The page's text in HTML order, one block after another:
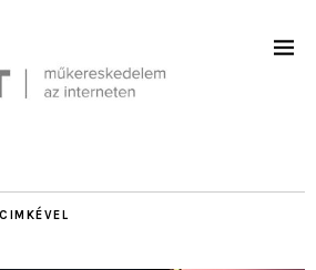
CIMKÉVEL